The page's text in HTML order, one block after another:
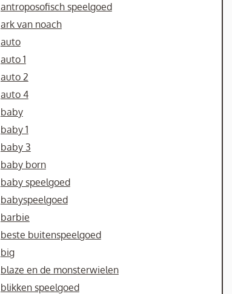
antroposofisch speelgoed
ark van noach
auto
auto 1
auto 2
auto 4
baby
baby 1
baby 3
baby born
baby speelgoed
babyspeelgoed
barbie
beste buitenspeelgoed
big
blaze en de monsterwielen
blikken speelgoed